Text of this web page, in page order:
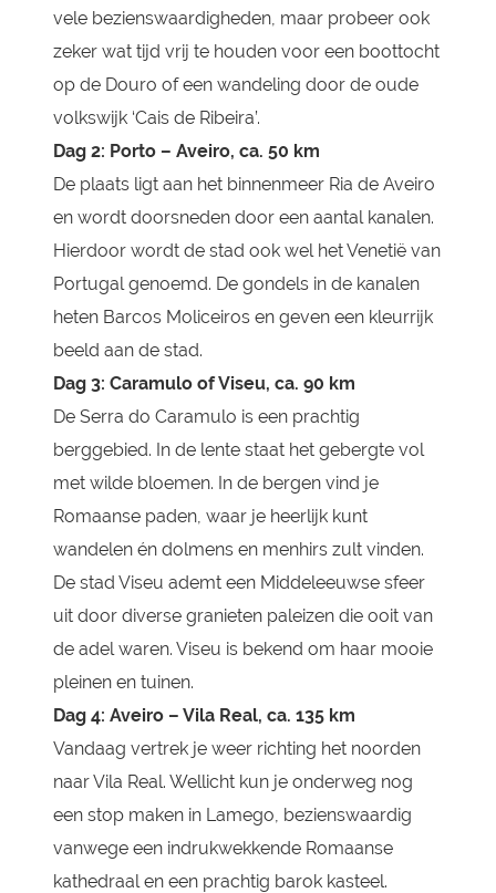
vele bezienswaardigheden, maar probeer ook
zeker wat tijd vrij te houden voor een boottocht
op de Douro of een wandeling door de oude
volkswijk ‘Cais de Ribeira’.
Dag 2: Porto – Aveiro, ca. 50 km
De plaats ligt aan het binnenmeer Ria de Aveiro
en wordt doorsneden door een aantal kanalen.
Hierdoor wordt de stad ook wel het Venetië van
Portugal genoemd. De gondels in de kanalen
heten Barcos Moliceiros en geven een kleurrijk
beeld aan de stad.
Dag 3: Caramulo of Viseu, ca. 90 km
De Serra do Caramulo is een prachtig
berggebied. In de lente staat het gebergte vol
met wilde bloemen. In de bergen vind je
Romaanse paden, waar je heerlijk kunt
wandelen én dolmens en menhirs zult vinden.
De stad Viseu ademt een Middeleeuwse sfeer
uit door diverse granieten paleizen die ooit van
de adel waren. Viseu is bekend om haar mooie
pleinen en tuinen.
Dag 4: Aveiro – Vila Real, ca. 135 km
Vandaag vertrek je weer richting het noorden
naar Vila Real. Wellicht kun je onderweg nog
een stop maken in Lamego, bezienswaardig
vanwege een indrukwekkende Romaanse
kathedraal en een prachtig barok kasteel.